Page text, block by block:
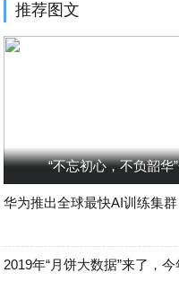
推荐图文
“不忘初心，不负韶华
华为推出全球最快AI训练集
2019年“月饼大数据”来了，